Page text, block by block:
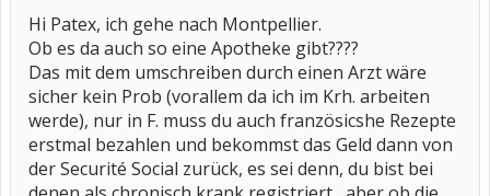
Hi Patex, ich gehe nach Montpellier.
Ob es da auch so eine Apotheke gibt????
Das mit dem umschreiben durch einen Arzt wäre
sicher kein Prob (vorallem da ich im Krh. arbeiten
werde), nur in F. muss du auch französicshe Rezepte
erstmal bezahlen und bekommst das Geld dann von
der Securité Social zurück, es sei denn, du bist bei